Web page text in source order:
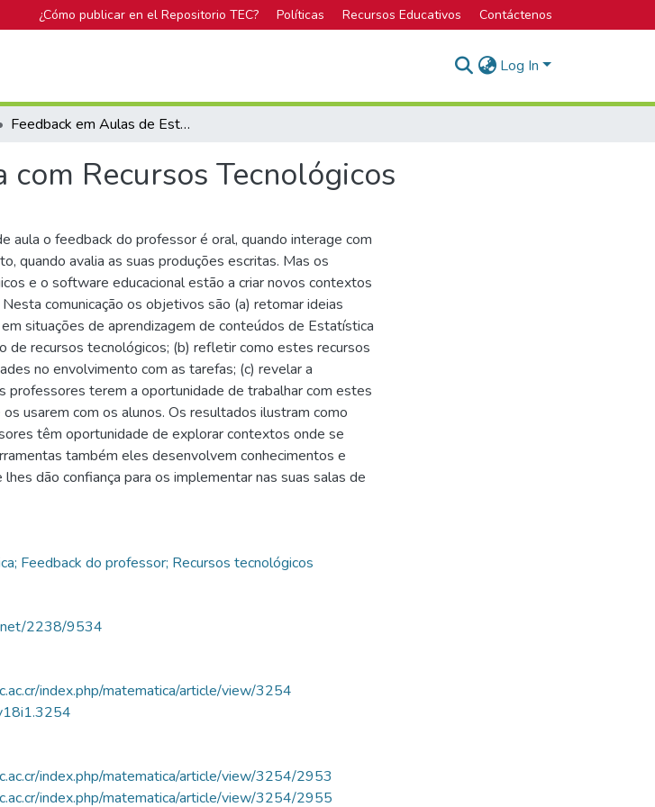
¿Cómo publicar en el Repositorio TEC? Políticas Recursos Educativos Contáctenos
Log In
Feedback em Aulas de Estatística com Recursos Tecnológicos
Recursos Tecnológicos
aula o feedback do professor é oral, quando interage com
quando avalia as suas produções escritas. Mas os
e o software educacional estão a criar novos contextos
comunicação os objetivos são (a) retomar ideias
situações de aprendizagem de conteúdos de Estatística
de recursos tecnológicos; (b) refletir como estes recursos
no envolvimento com as tarefas; (c) revelar a
professores terem a oportunidade de trabalhar com estes
usarem com os alunos. Os resultados ilustram como
têm oportunidade de explorar contextos onde se
também eles desenvolvem conhecimentos e
dão confiança para os implementar nas suas salas de
Feedback do professor; Recursos tecnológicos
2238/9534
index.php/matematica/article/view/3254
index.php/matematica/article/view/3254/2953
index.php/matematica/article/view/3254/2955